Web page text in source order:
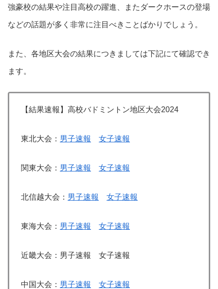
強豪校の結果や注目高校の躍進、またダークホースの登場
などの話題が多く非常に注目べきことばかりでしょう。
また、各地区大会の結果につきましては下記にて確認でき
ます。
【結果速報】高校バドミントン地区大会2024
東北大会： 男子速報 女子速報
関東大会： 男子速報 女子速報
北信越大会： 男子速報 女子速報
東海大会： 男子速報 女子速報
近畿大会：男子速報 女子速報
中国大会： 男子速報 女子速報